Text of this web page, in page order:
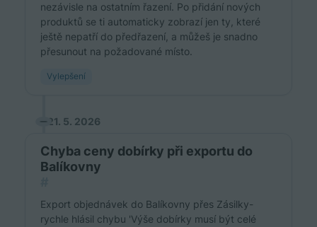
nezávisle na ostatním řazení. Po přidání nových
produktů se ti automaticky zobrazí jen ty, které
ještě nepatří do předřazení, a můžeš je snadno
přesunout na požadované místo.
Vylepšení
21. 5. 2026
Chyba ceny dobírky při exportu do
Balíkovny
Export objednávek do Balíkovny přes Zásilky-
rychle hlásil chybu 'Výše dobírky musí být celé